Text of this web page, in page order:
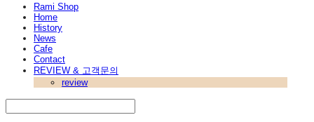
Rami Shop
Home
History
News
Cafe
Contact
REVIEW & 고객문의
review